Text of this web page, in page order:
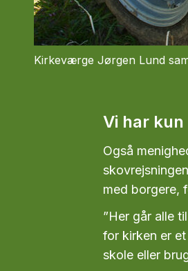
Kirkeværge Jørgen Lund
Vi har kun
Også
med borgere,
”Her går alle
for kirken er
skole eller